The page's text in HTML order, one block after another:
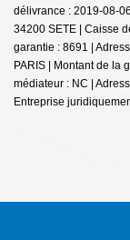
délivrance : 2019-08-
34200 SETE | Caisse
garantie : 8691 |
PARIS | Montant de la
médiateur : NC |
Entreprise